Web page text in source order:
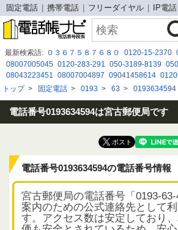
固定電話 携帯電話 フリーダイヤル IP電話
最新検索語: ０３６７５８７６８０ 0120-15-2370
08007005045 0120-283-291 050-3189-8139
08043223451 08007004897 09041458614
09017682765
08029411032 050-3175-1652 080
090-6813-3318 0120078428 08009191250
050 1782 8584 03-6737-7073 08007003005
トップ> 固定電話 > 0193 > 63 > 0193634594
電話番号0193634594は宮古郵便局です
電話番号0193634594の電話番号情報
宮古郵便局の電話番号「0193-
案内のための公式連絡先として
す。アクセス数は安定しており